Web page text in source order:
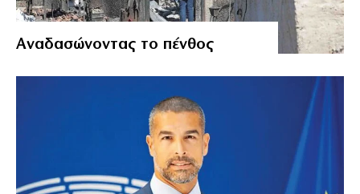
Αναδασώνοντας το πένθος